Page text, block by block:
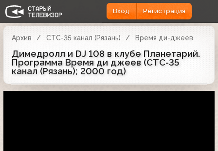
Вход Регистрация
Архив СТС-35 канал (Рязань) Время ди-джеев
Димедролл и DJ 108 в клубе Планетарий.
Программа Время ди джеев (СТС-35
канал (Рязань); 2000 год)